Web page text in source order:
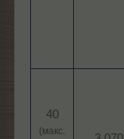
40
(макс.